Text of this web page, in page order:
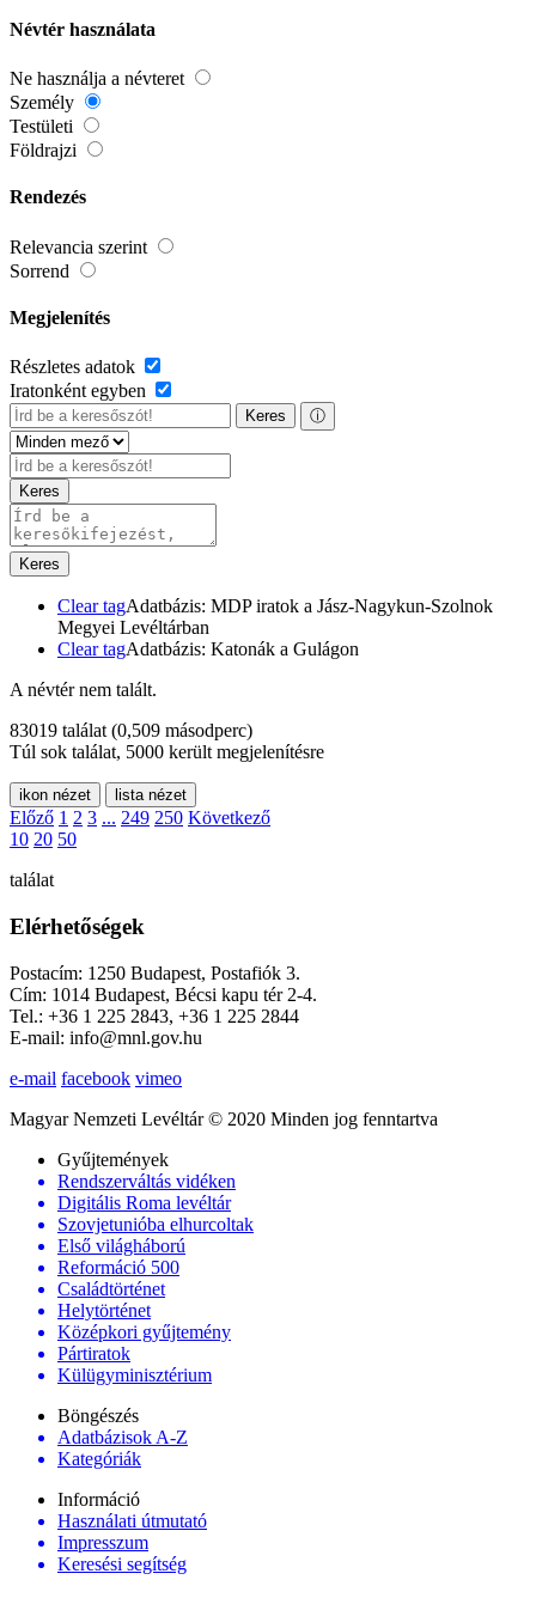
Névtér használata
Ne használja a névteret
Személy
Testületi
Földrajzi
Rendezés
Relevancia szerint
Sorrend
Megjelenítés
Részletes adatok
Iratonként egyben
Keres ⓘ
Keres
Keres
Clear tagAdatbázis: MDP iratok a Jász-Nagykun-Szolnok
Megyei Levéltárban
Clear tagAdatbázis: Katonák a Gulágon
A névtér nem talált.
83019 találat (0,509 másodperc)
Túl sok találat, 5000 került megjelenítésre
ikon nézet lista nézet
Előző 1 2 3 ... 249 250 Következő
10 20 50
találat
Elérhetőségek
Postacím: 1250 Budapest, Postafiók 3.
Cím: 1014 Budapest, Bécsi kapu tér 2-4.
Tel.: +36 1 225 2843, +36 1 225 2844
E-mail: info@mnl.gov.hu
e-mail facebook vimeo
Magyar Nemzeti Levéltár © 2020 Minden jog fenntartva
Gyűjtemények
Rendszerváltás vidéken
Digitális Roma levéltár
Szovjetunióba elhurcoltak
Első világháború
Reformáció 500
Családtörténet
Helytörténet
Középkori gyűjtemény
Pártiratok
Külügyminisztérium
Böngészés
Adatbázisok A-Z
Kategóriák
Információ
Használati útmutató
Impresszum
Keresési segítség